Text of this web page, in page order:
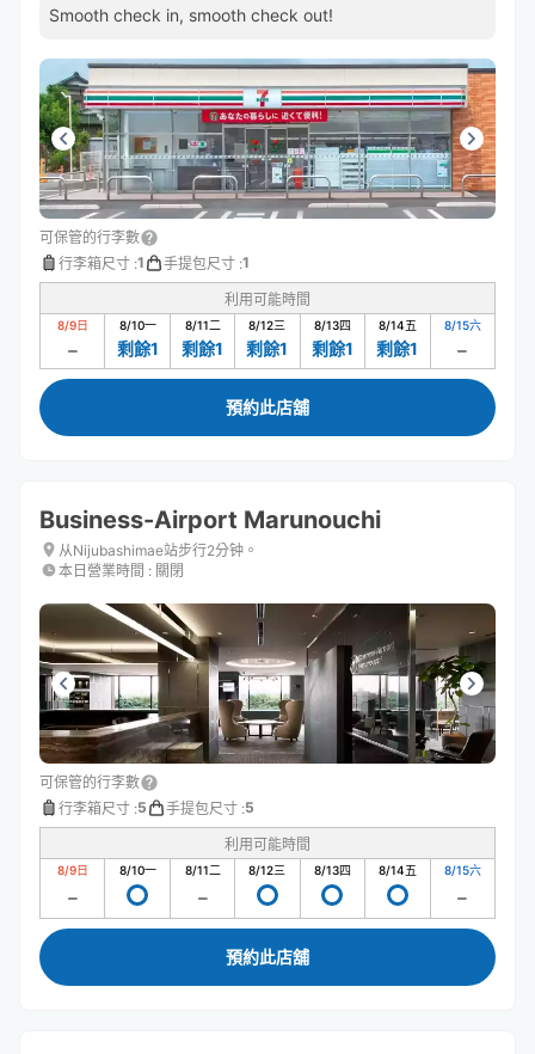
Smooth check in, smooth check out!
可保管的行李數
行李箱尺寸 :1 手提包尺寸 :1
利用可能時間
8/9日 8/10一
剩餘1
8/11二
剩餘1
8/12三
剩餘1
8/13四
剩餘1
8/14五
剩餘1
8/15六
預約此店舖
Business-Airport Marunouchi
从Nijubashimae站步行2分钟。
本日營業時間 : 關閉
可保管的行李數
行李箱尺寸 :5 手提包尺寸 :5
利用可能時間
8/9日 8/10一 8/11二 8/12三 8/13四 8/14五 8/15六
預約此店舖